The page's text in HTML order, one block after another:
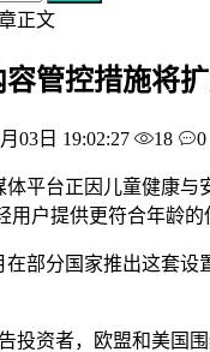
正文
管控措施将
03日 19:02:27 18 0
平台正因儿童健康与
用户提供更符合年龄的
在部分国家推出这套
投资者，欧盟和美国